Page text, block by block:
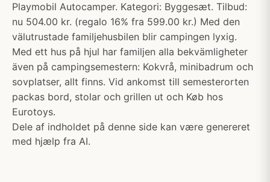
Playmobil Autocamper. Kategori: Byggesæt. Tilbud:
nu 504.00 kr. (regalo 16% fra 599.00 kr.) Med den
välutrustade familjehusbilen blir campingen lyxig.
Med ett hus på hjul har familjen alla bekvämligheter
även på campingsemestern: Kokvrå, minibadrum och
sovplatser, allt finns. Vid ankomst till semesterorten
packas bord, stolar och grillen ut och Køb hos
Eurotoys.
Dele af indholdet på denne side kan være genereret
med hjælp fra AI.